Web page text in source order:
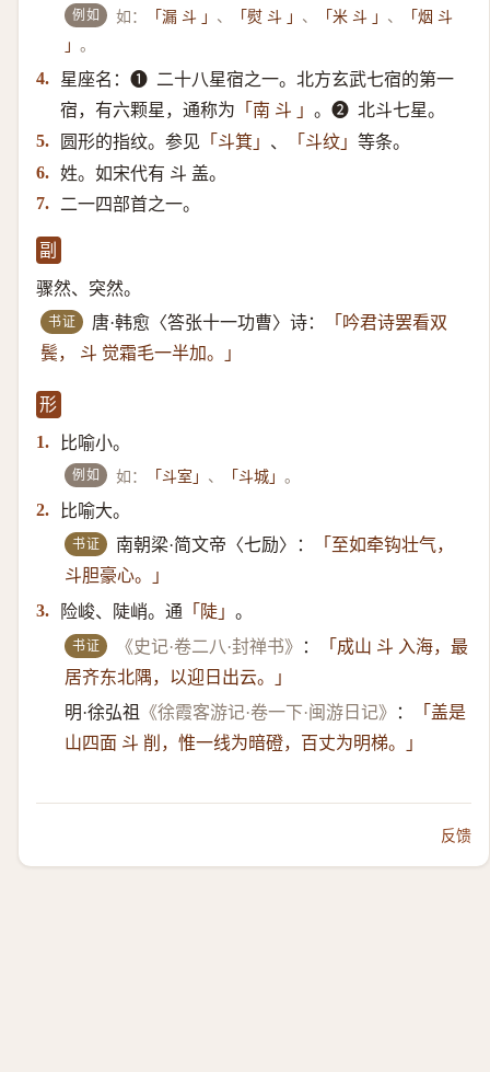
例如 如： 「漏 斗 」 、 「熨 斗 」 、 「米 斗 」 、
「烟 斗
」 。
4.
星座名：➊ ​ 二十八星宿之一。北方玄武七宿的第一
宿，有六颗星，通称为 「南 斗 」 。➋ ​ 北斗七星。
5. 圆形的指纹。参见 「斗箕」 、 「斗纹」 等条。
6. 姓。如宋代有 斗 盖。
7. 二一四部首之一。
副
骤然、突然。
书证 唐·韩愈〈答张十一功曹〉诗：
「吟君诗罢看双
鬓， 斗 觉霜毛一半加。」
形
1.
比喻小。
例如 如： 「斗室」 、 「斗城」。
2. 比喻大。
书证 南朝梁·简文帝〈七励〉：
「至如牵钩壮气，
斗胆豪心。」
3.
险峻、陡峭。通 「陡」 。
书证 《史记·卷二八·封禅书》 ：
「成山 斗 入海，最
居齐东北隅，以迎日出云。」
明·徐弘祖
《徐霞客游记·卷一下·闽游日记》 ：
「盖是
山四面 斗 削，惟一线为暗磴，百丈为明梯。」
反馈